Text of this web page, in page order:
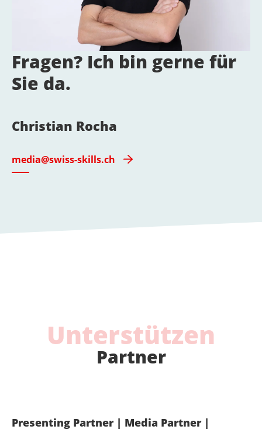
Fragen? Ich bin gerne für
Sie da.
Christian Rocha
media@swiss-skills.ch
Unterstützen
Partner
Presenting Partner | Media Partner |